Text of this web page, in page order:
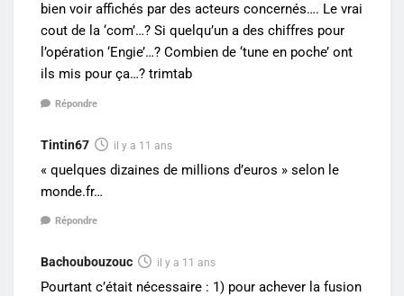
bien voir affichés par des acteurs concernés…. Le vrai
cout de la ‘com’…? Si quelqu’un a des chiffres pour
l’opération ‘Engie’…? Combien de ‘tune en poche’ ont
ils mis pour ça…? trimtab
Répondre
Tintin67 il y a 11 ans
« quelques dizaines de millions d’euros » selon le
monde.fr…
Répondre
Bachoubouzouc il y a 11 ans
Pourtant c’était nécessaire : 1) pour achever la fusion